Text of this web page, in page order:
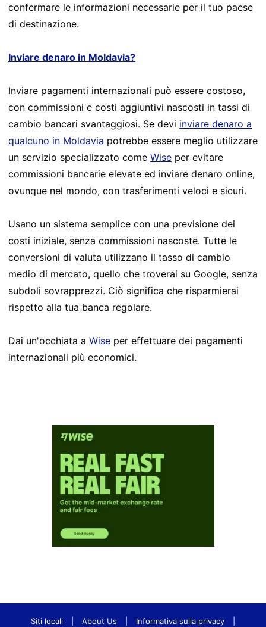
confermare le informazioni necessarie per il tuo paese
di destinazione.
Inviare denaro in Moldavia?
Inviare pagamenti internazionali può essere costoso,
con commissioni e costi aggiuntivi nascosti in tassi di
cambio bancari svantaggiosi. Se devi inviare denaro a
qualcuno in Moldavia potrebbe essere meglio utilizzare
un servizio specializzato come Wise per evitare
commissioni bancarie elevate ed inviare denaro online,
ovunque nel mondo, con trasferimenti veloci e sicuri.
Usano un sistema semplice con una previsione dei
costi iniziale, senza commissioni nascoste. Tutte le
conversioni di valuta utilizzano il tasso di cambio
medio di mercato, quello che troverai su Google, senza
subdoli sovrapprezzi. Ciò significa che risparmierai
rispetto alla tua banca regolare.
Dai un'occhiata a Wise per effettuare dei pagamenti
internazionali più economici.
Siti locali About Us Informativa sulla privacy